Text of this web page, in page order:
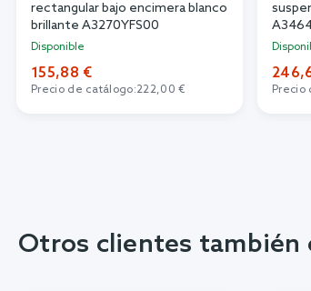
rectangular bajo encimera blanco
brillante A3270YFS00
Disponible
155,88 €
Precio de catálogo:222,00 € Precio
Otros clientes también